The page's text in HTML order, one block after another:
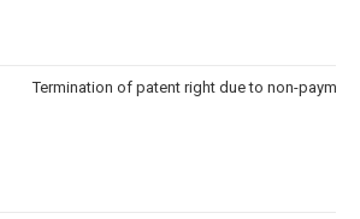
Termination of patent right due to non-